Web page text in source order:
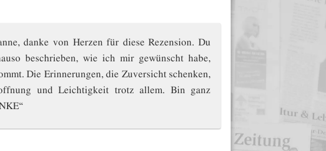
danke von Herzen für diese Rezension. Du
beschrieben, wie ich mir gewünscht habe,
Die Erinnerungen, die Zuversicht schenken,
und Leichtigkeit trotz allem. Bin ganz